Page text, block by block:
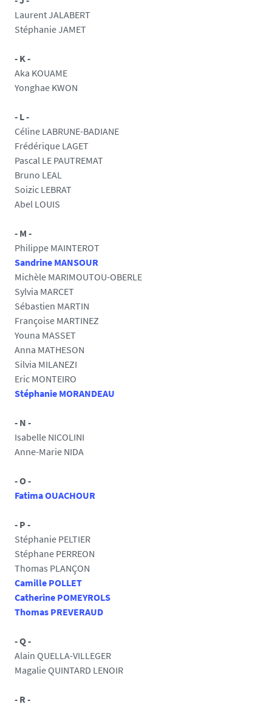
Laurent JALABERT
Stéphanie JAMET
- K -
Aka KOUAME
Yonghae KWON
- L -
Céline LABRUNE-BADIANE
Frédérique LAGET
Pascal LE PAUTREMAT
Bruno LEAL
Soizic LEBRAT
Abel LOUIS
- M -
Philippe MAINTEROT
Sandrine MANSOUR
Michèle MARIMOUTOU-OBERLE
Sylvia MARCET
Sébastien MARTIN
Françoise MARTINEZ
Youna MASSET
Anna MATHESON
Silvia MILANEZI
Eric MONTEIRO
Stéphanie MORANDEAU
- N -
Isabelle NICOLINI
Anne-Marie NIDA
- O -
Fatima OUACHOUR
- P -
Stéphanie PELTIER
Stéphane PERREON
Thomas PLANÇON
Camille POLLET
Catherine POMEYROLS
Thomas PREVERAUD
- Q -
Alain QUELLA-VILLEGER
Magalie QUINTARD LENOIR
- R -